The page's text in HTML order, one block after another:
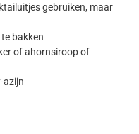
gebruiken, maar
bakken
of ahornsiroop of
azijn